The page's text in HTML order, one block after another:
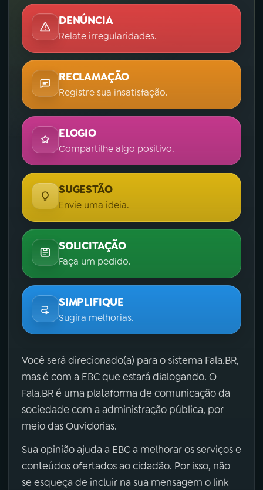
DENÚNCIA
Relate irregularidades.
RECLAMAÇÃO
Registre sua insatisfação.
ELOGIO
Compartilhe algo positivo.
SUGESTÃO
Envie uma ideia.
SOLICITAÇÃO
Faça um pedido.
SIMPLIFIQUE
Sugira melhorias.
Você será direcionado(a) para o sistema Fala.BR,
mas é com a EBC que estará dialogando. O
Fala.BR é uma plataforma de comunicação da
sociedade com a administração pública, por
meio das Ouvidorias.
Sua opinião ajuda a EBC a melhorar os serviços e
conteúdos ofertados ao cidadão. Por isso, não
se esqueça de incluir na sua mensagem o link